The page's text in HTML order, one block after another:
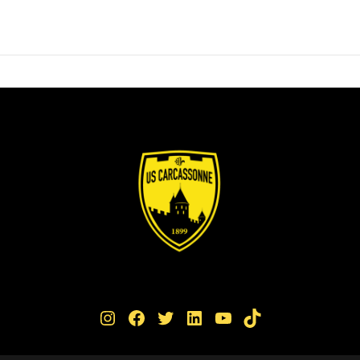
Instagram Facebook Twitter LinkedIn YouTube TikTok